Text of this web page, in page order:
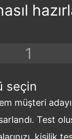
seçin
müşteri
Test
kişilik